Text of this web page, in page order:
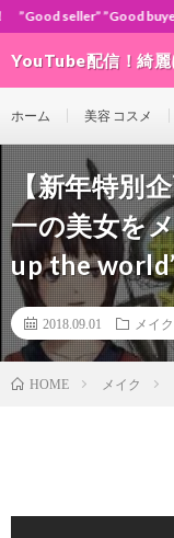
buyer” ”Good for the
YouTube配信！綺
ホーム 美容 コスメ
【新年特別
一の美女を
up the
2018.09.01 メイク
HOME メイク